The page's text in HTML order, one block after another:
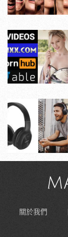
關於我們